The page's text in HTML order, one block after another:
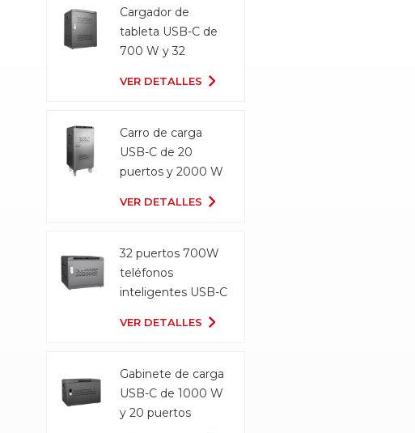
Cargador de
tableta USB-C de
700 W y 32
VER DETALLES
Carro de carga
USB-C de 20
puertos y 2000 W
VER DETALLES
32 puertos 700W
teléfonos
inteligentes USB-C
VER DETALLES
Gabinete de carga
USB-C de 1000 W
y 20 puertos